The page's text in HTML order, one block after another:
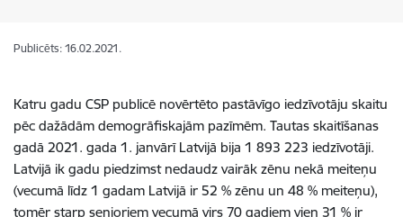
Publicēts: 16.02.2021.
Katru gadu CSP publicē novērtēto pastāvīgo iedzīvotāju skaitu
pēc dažādām demogrāfiskajām pazīmēm. Tautas skaitīšanas
gadā 2021. gada 1. janvārī Latvijā bija 1 893 223 iedzīvotāji.
Latvijā ik gadu piedzimst nedaudz vairāk zēnu nekā meiteņu
(vecumā līdz 1 gadam Latvijā ir 52 % zēnu un 48 % meiteņu),
tomēr starp senioriem vecumā virs 70 gadiem vien 31 % ir